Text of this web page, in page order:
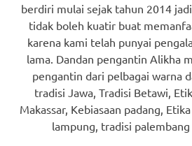
here
replica
watches.
favorite
replica
berdiri mulai sejak tahun 2014
tidak boleh kuatir buat
karena kami telah punyai
lama. Dandan pengantin Alikha
pengantin dari pelbagai warna
tradisi Jawa, Tradisi Betawi,
Makassar, Kebiasaan padang,
lampung, tradisi palembang